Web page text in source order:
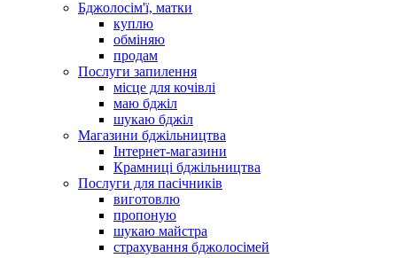
Бджолосім'ї, матки
куплю
обміняю
продам
Послуги запилення
місце для кочівлі
маю бджіл
шукаю бджіл
Магазини бджільництва
Інтернет-магазини
Крамниці бджільництва
Послуги для пасічників
виготовлю
пропоную
шукаю майстра
страхування бджолосімей